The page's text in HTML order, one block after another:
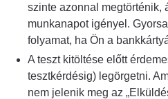
szinte azonnal megtörténik,
munkanapot igényel.
folyamat, ha Ön a
A teszt kitöltése előtt
tesztkérdésig) legörgetni.
nem jelenik meg az